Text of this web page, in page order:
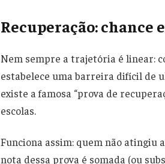
Recuperação: chance
Nem sempre a trajetória é linear:
estabelece uma barreira difícil de
existe a famosa “prova de
escolas.
Funciona assim: quem não atingiu
nota dessa prova é somada (ou